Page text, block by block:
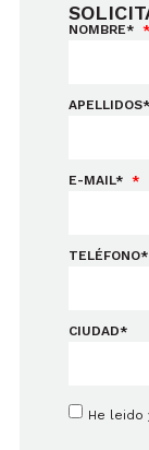
NOMBRE*
APELLIDOS*
E-MAIL*
TELÉFONO*
CIUDAD*
He leido